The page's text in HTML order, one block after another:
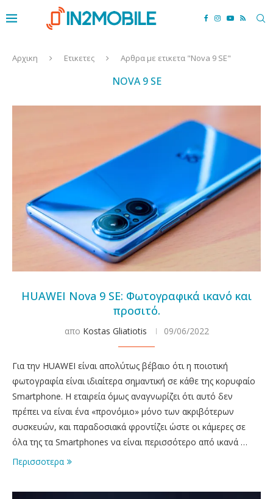
Αρχικη Ετικετες Αρθρα με ετικετα "Nova 9 SE"
NOVA 9 SE
HUAWEI Nova 9 SE: Φωτογραφικά ικανό και
προσιτό.
απο Kostas Gliatiotis 09/06/2022
Για την HUAWEI είναι απολύτως βέβαιο ότι η ποιοτική
φωτογραφία είναι ιδιαίτερα σημαντική σε κάθε της κορυφαίο
Smartphone. Η εταιρεία όμως αναγνωρίζει ότι αυτό δεν
πρέπει να είναι ένα «προνόμιο» μόνο των ακριβότερων
συσκευών, και παραδοσιακά φροντίζει ώστε οι κάμερες σε
όλα της τα Smartphones να είναι περισσότερο από ικανά …
Περισσοτερα